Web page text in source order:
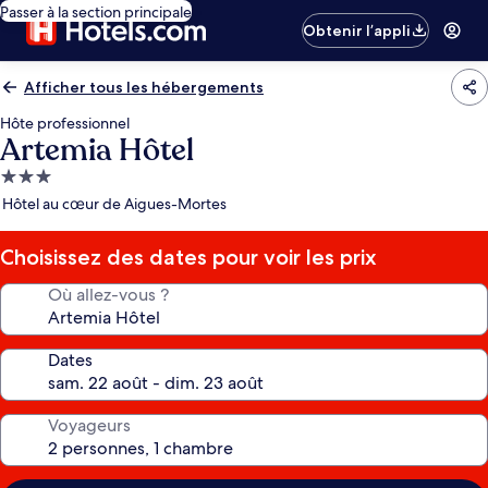
Passer à la section principale
Obtenir l’appli
Afficher tous les hébergements
Hôte professionnel
Artemia Hôtel
Hébergement
3.0 étoiles
Hôtel au cœur de Aigues-Mortes
Choisissez des dates pour voir les prix
Où allez-vous ?
Dates
Voyageurs